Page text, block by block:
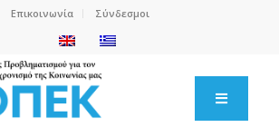
Επικοινωνία Σύνδεσμοι